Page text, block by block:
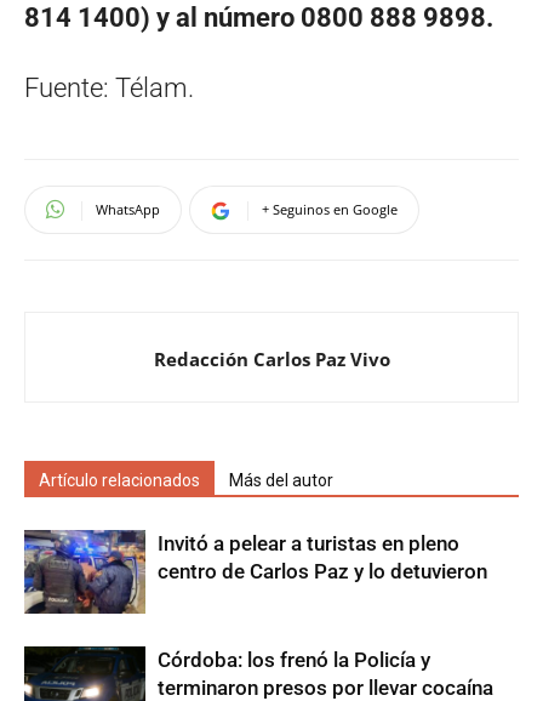
814 1400) y al número 0800 888 9898.
Fuente: Télam.
WhatsApp + Seguinos en Google
Redacción Carlos Paz Vivo
Artículo relacionados Más del autor
Invitó a pelear a turistas en pleno
centro de Carlos Paz y lo detuvieron
Córdoba: los frenó la Policía y
terminaron presos por llevar cocaína